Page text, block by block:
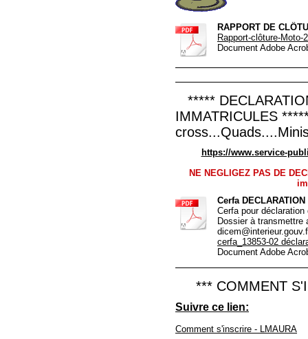
RAPPORT DE
Rapport-clôture-Moto-
Document Adobe
*****
IMMATRICULES
https://www.service-
NE NEGLIGEZ PAS DE
Cerfa DECLARATION
Cerfa pour
Dossier à transmettre
cerfa_13853-02
Document Adobe
*** COMMENT
Suivre ce lien:
Comment s'inscrire - LMAURA